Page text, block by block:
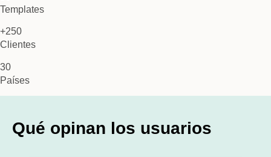
Templates
+250
Clientes
30
Países
Qué opinan los usuarios